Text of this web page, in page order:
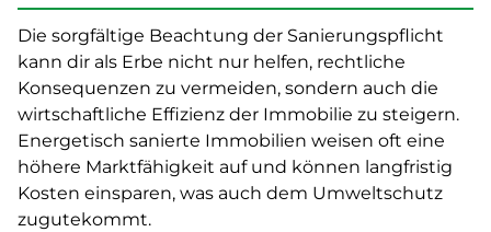
Die sorgfältige Beachtung der Sanierungspflicht
kann dir als Erbe nicht nur helfen, rechtliche
Konsequenzen zu vermeiden, sondern auch die
wirtschaftliche Effizienz der Immobilie zu steigern.
Energetisch sanierte Immobilien weisen oft eine
höhere Marktfähigkeit auf und können langfristig
Kosten einsparen, was auch dem Umweltschutz
zugutekommt.